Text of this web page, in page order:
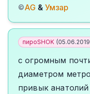
©AG & Умзар
пироSHOK (05.06.2019
с огромным
диаметром
привык